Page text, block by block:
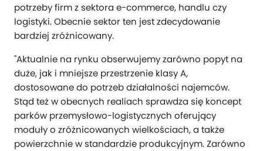
potrzeby firm z sektora e-commerce, handlu czy
logistyki. Obecnie sektor ten jest zdecydowanie
bardziej zróżnicowany.
"Aktualnie na rynku obserwujemy zarówno popyt na
duże, jak i mniejsze przestrzenie klasy A,
dostosowane do potrzeb działalności najemców.
Stąd też w obecnych realiach sprawdza się koncept
parków przemysłowo-logistycznych oferujący
moduły o zróżnicowanych wielkościach, a także
powierzchnie w standardzie produkcyjnym. Zarówno